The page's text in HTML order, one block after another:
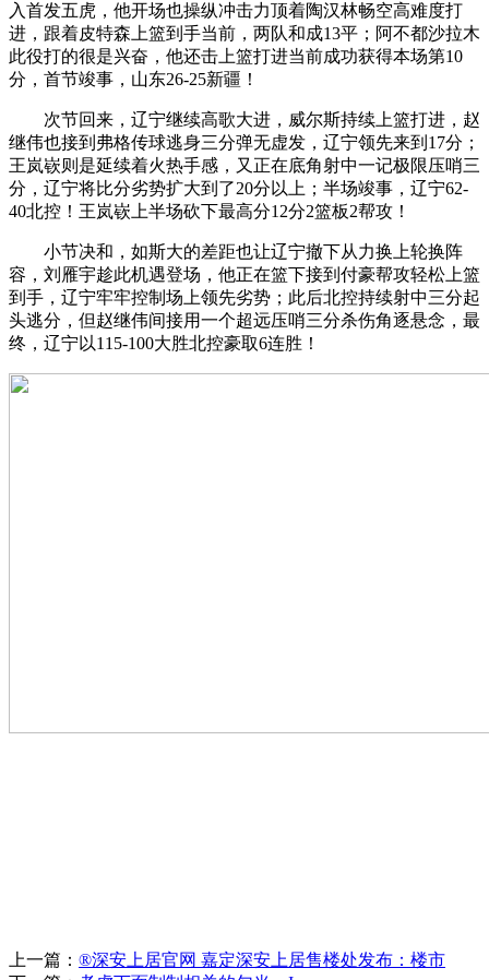
入首发五虎，他开场也操纵冲击力顶着陶汉林畅空高难度打
进，跟着皮特森上篮到手当前，两队和成13平；阿不都沙拉木
此役打的很是兴奋，他还击上篮打进当前成功获得本场第10
分，首节竣事，山东26-25新疆！
次节回来，辽宁继续高歌大进，威尔斯持续上篮打进，赵
继伟也接到弗格传球逃身三分弹无虚发，辽宁领先来到17分；
王岚嵚则是延续着火热手感，又正在底角射中一记极限压哨三
分，辽宁将比分劣势扩大到了20分以上；半场竣事，辽宁62-
40北控！王岚嵚上半场砍下最高分12分2篮板2帮攻！
小节决和，如斯大的差距也让辽宁撤下从力换上轮换阵
容，刘雁宇趁此机遇登场，他正在篮下接到付豪帮攻轻松上篮
到手，辽宁牢牢控制场上领先劣势；此后北控持续射中三分起
头逃分，但赵继伟间接用一个超远压哨三分杀伤角逐悬念，最
终，辽宁以115-100大胜北控豪取6连胜！
上一篇： ®深安上居官网 嘉定深安上居售楼处发布：楼市